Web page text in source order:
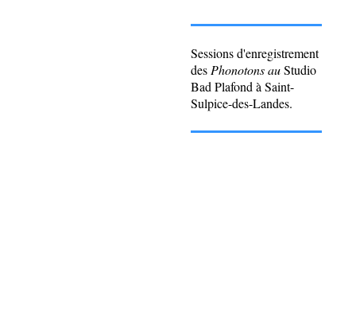
Sessions d'enregistrement
desPhonotons auStudio
Bad Plafond à Saint-
Sulpice-des-Landes.